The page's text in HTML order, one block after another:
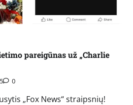
pareigūnas už „Charlie
0
„Fox News“ straipsnių!